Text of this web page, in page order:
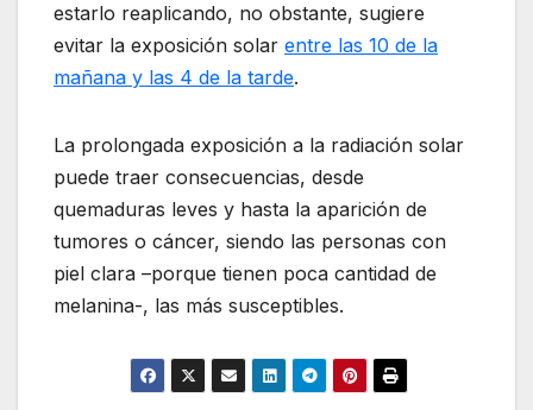
estarlo reaplicando, no obstante, sugiere
evitar la exposición solar entre las 10 de la
mañana y las 4 de la tarde.
La prolongada exposición a la radiación solar
puede traer consecuencias, desde
quemaduras leves y hasta la aparición de
tumores o cáncer, siendo las personas con
piel clara –porque tienen poca cantidad de
melanina-, las más susceptibles.